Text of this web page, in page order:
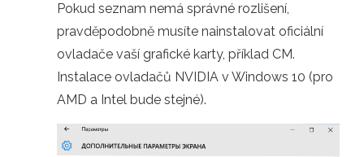
Pokud seznam nemá správné rozlišení,
pravděpodobně musíte nainstalovat oficiální
ovladače vaší grafické karty, příklad CM.
Instalace ovladačů NVIDIA v Windows 10 (pro
AMD a Intel bude stejné).